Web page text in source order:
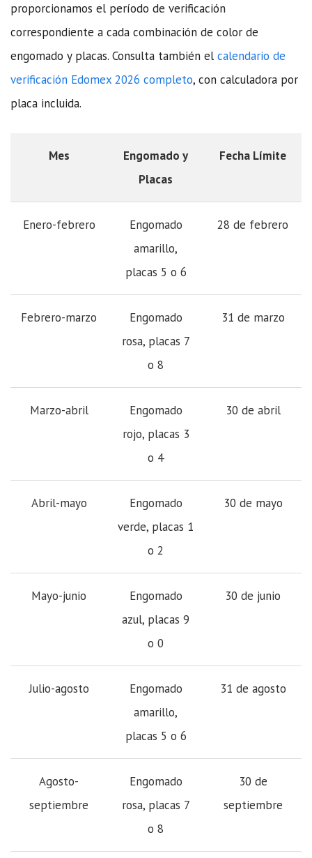
proporcionamos el período de verificación
correspondiente a cada combinación de color de
engomado y placas. Consulta también el calendario de
verificación Edomex 2026 completo, con calculadora por
placa incluida.
Mes
Engomado y
Placas
Fecha Límite
Enero-febrero
Engomado
amarillo,
placas 5 o 6
28 de febrero
Febrero-marzo
Engomado
rosa, placas 7
o 8
31 de marzo
Marzo-abril
Engomado
rojo, placas 3
o 4
30 de abril
Abril-mayo
Engomado
verde, placas 1
o 2
30 de mayo
Mayo-junio
Engomado
azul, placas 9
o 0
30 de junio
Julio-agosto
Engomado
amarillo,
placas 5 o 6
31 de agosto
Agosto-
septiembre
Engomado
rosa, placas 7
o 8
30 de
septiembre